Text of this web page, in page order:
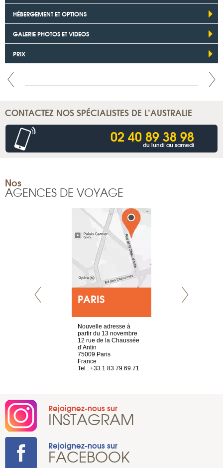
HÉBERGEMENT ET OPTIONS
GALERIE PHOTOS ET VIDEOS
PRIX
CONTACTEZ NOS SPÉCIALISTES DE L’AUSTRALIE
02 40 89 38 98
du lundi au samedi
Nos
AGENCES DE VOYAGE
PARIS
Nouvelle adresse à
partir du 13 novembre
12 rue de la Chaussée
d’Antin
75009 Paris
France
Tel : +33 1 83 79 69 71
LYON
Rejoignez-nous sur
INSTAGRAM
Rejoignez-nous sur
FACEBOOK